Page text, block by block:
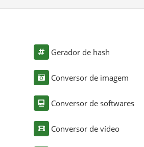
Gerador de hash
Conversor de imagem
Conversor de softwares
Conversor de vídeo